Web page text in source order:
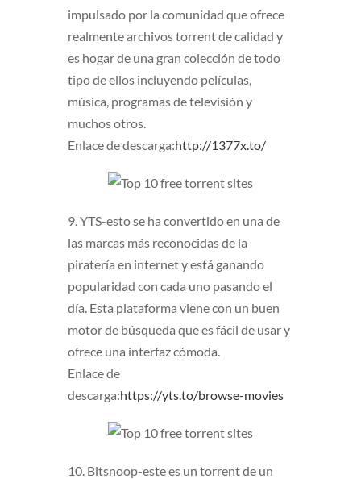
impulsado por la comunidad que ofrece
realmente archivos torrent de calidad y
es hogar de una gran colección de todo
tipo de ellos incluyendo películas,
música, programas de televisión y
muchos otros.
Enlace de descarga:http://1377x.to/
9. YTS-esto se ha convertido en una de
las marcas más reconocidas de la
piratería en internet y está ganando
popularidad con cada uno pasando el
día. Esta plataforma viene con un buen
motor de búsqueda que es fácil de usar y
ofrece una interfaz cómoda.
Enlace de
descarga:https://yts.to/browse-movies
10. Bitsnoop-este es un torrent de un